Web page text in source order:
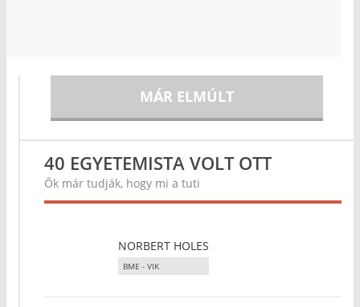
MÁR ELMÚLT
40 EGYETEMISTA VOLT OTT
Ők már tudják, hogy mi a tuti
NORBERT HOLES
BME - VIK